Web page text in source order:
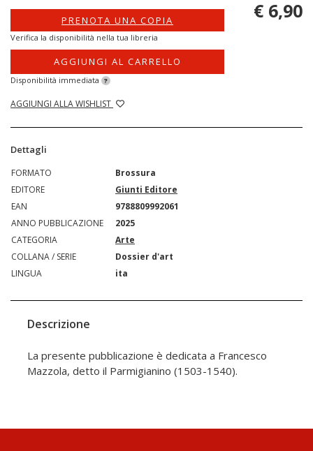
PRENOTA UNA COPIA
Verifica la disponibilità nella tua libreria
AGGIUNGI AL CARRELLO
Disponibilità immediata ?
AGGIUNGI ALLA WISHLIST
€ 6,90
Dettagli
FORMATO
Brossura
EDITORE
Giunti Editore
EAN
9788809992061
ANNO PUBBLICAZIONE
2025
CATEGORIA
Arte
COLLANA / SERIE
Dossier d'art
LINGUA
ita
Descrizione
La presente pubblicazione è dedicata a Francesco
Mazzola, detto il Parmigianino (1503-1540).